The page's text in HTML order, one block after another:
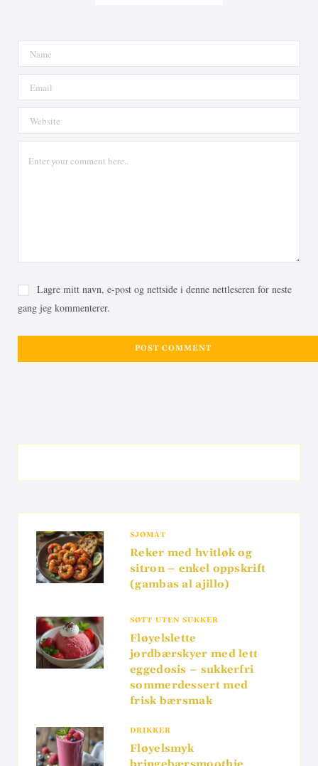
Lagre mitt navn, e-post og nettside i denne nettleseren for neste
gang jeg kommenterer.
SJØMAT
Reker med hvitløk og
sitron – enkel oppskrift
(gambas al ajillo)
SØTT UTEN SUKKER
Fløyelslette
jordbærskyer med lett
eggedosis – sukkerfri
sommerdessert med
frisk bærsmak
DRIKKER
Fløyelsmyk